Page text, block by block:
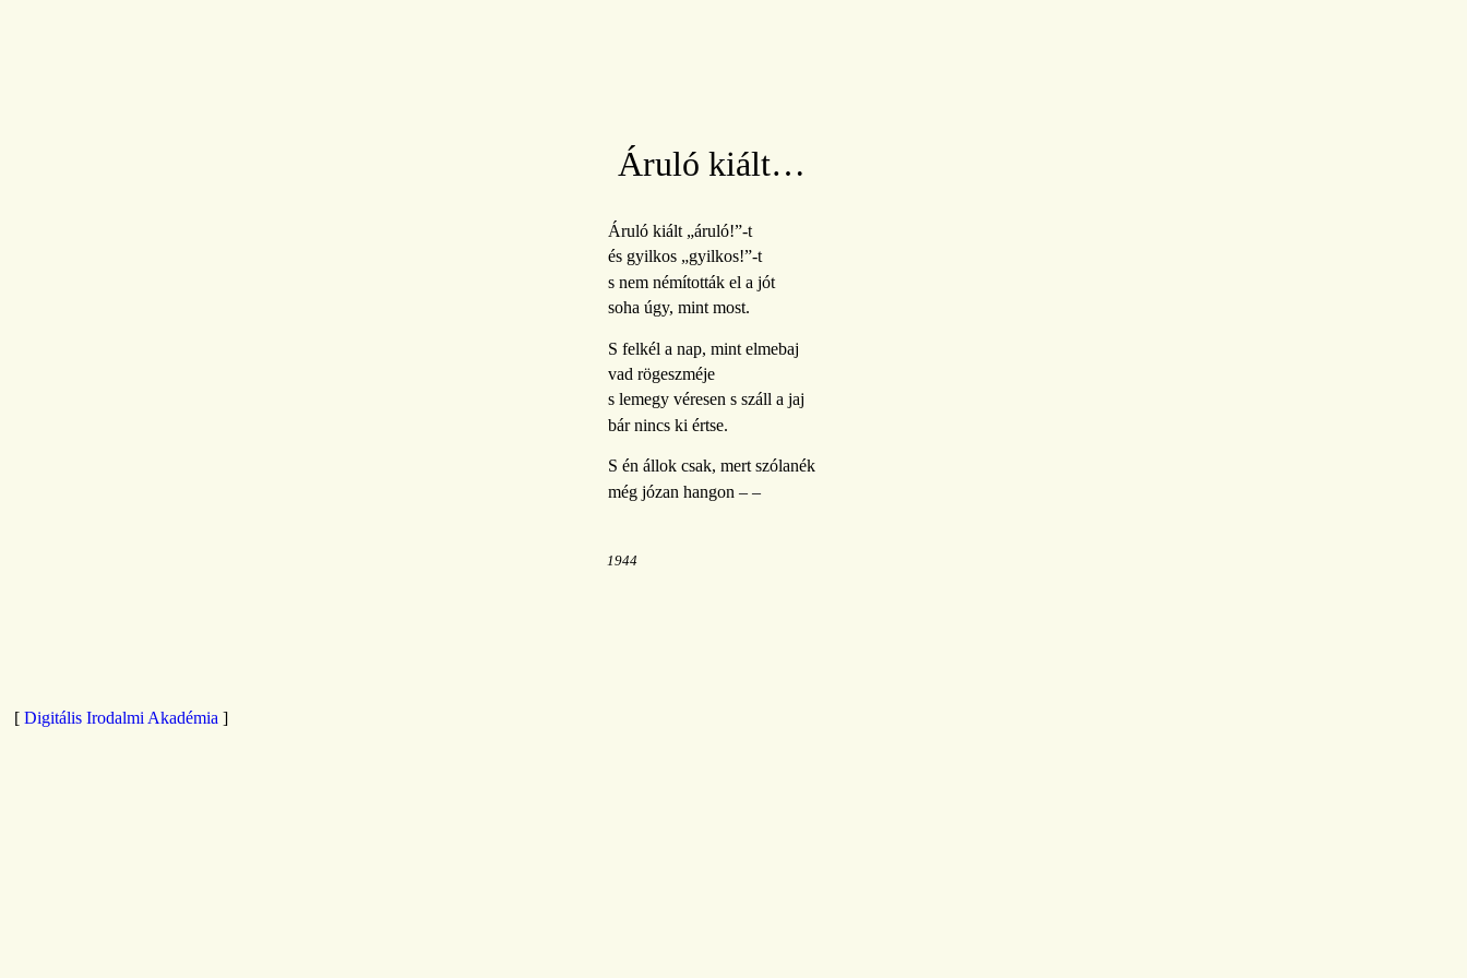
Áruló kiált…
Áruló kiált „áruló!”-t
és gyilkos „gyilkos!”-t
s nem némították el a jót
soha úgy, mint most.
S felkél a nap, mint elmebaj
vad rögeszméje
s lemegy véresen s száll a jaj
bár nincs ki értse.
S én állok csak, mert szólanék
még józan hangon – –
1944
[Digitális Irodalmi Akadémia ]